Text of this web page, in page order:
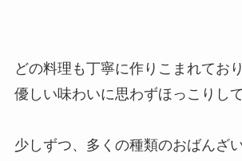
どの料理も丁寧に作りこまれてお
優しい味わいに思わずほっこりし
少しずつ、多くの種類のおばんざ